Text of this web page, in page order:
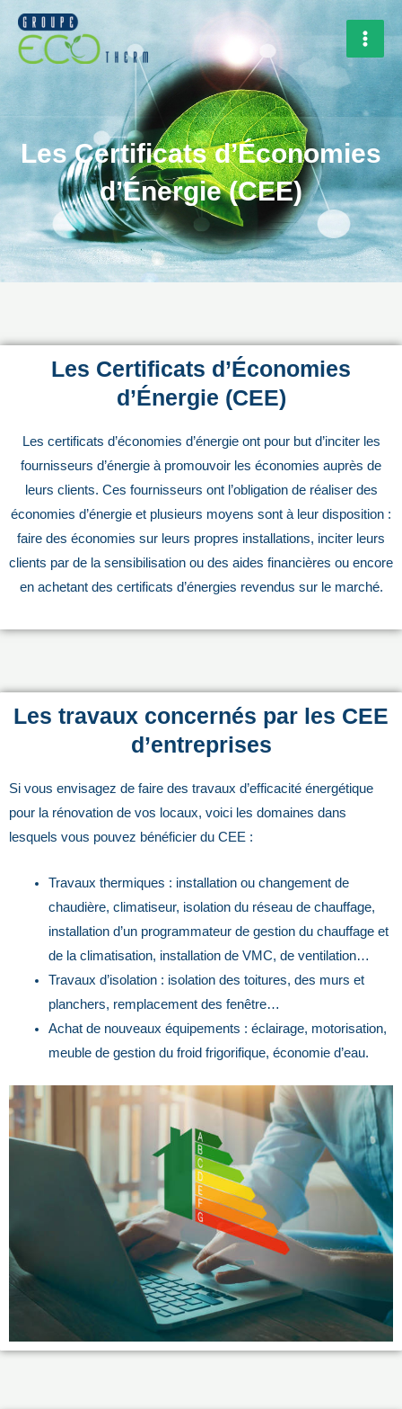
Aller
contenu
Les Certificats d’Économies
d’Énergie (CEE)
Les Certificats d’Économies
d’Énergie (CEE)
Les certificats d’économies d’énergie ont pour but d’inciter les
fournisseurs d’énergie à promouvoir les économies auprès de
leurs clients. Ces fournisseurs ont l’obligation de réaliser des
économies d’énergie et plusieurs moyens sont à leur disposition :
faire des économies sur leurs propres installations, inciter leurs
clients par de la sensibilisation ou des aides financières ou encore
en achetant des certificats d’énergies revendus sur le marché.
Les travaux concernés par les CEE
d’entreprises
Si vous envisagez de faire des travaux d’efficacité énergétique
pour la rénovation de vos locaux, voici les domaines dans
lesquels vous pouvez bénéficier du CEE :
Travaux thermiques : installation ou changement de
chaudière, climatiseur, isolation du réseau de chauffage,
installation d’un programmateur de gestion du chauffage et
de la climatisation, installation de VMC, de ventilation…
Travaux d’isolation : isolation des toitures, des murs et
planchers, remplacement des fenêtre…
Achat de nouveaux équipements : éclairage, motorisation,
meuble de gestion du froid frigorifique, économie d’eau.
Rechercher